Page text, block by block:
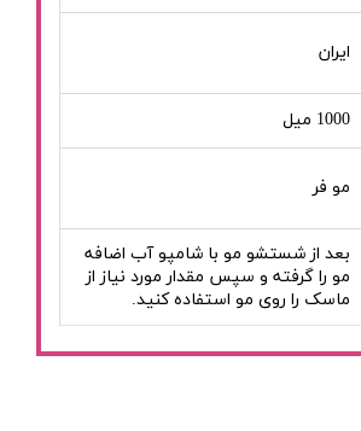
ایران
1000 میل
مو فر
بعد از شستشو مو با شامپو آب اضافه
مو را گرفته و سپس مقدار مورد نیاز از
ماسک را روی مو استفاده کنید.